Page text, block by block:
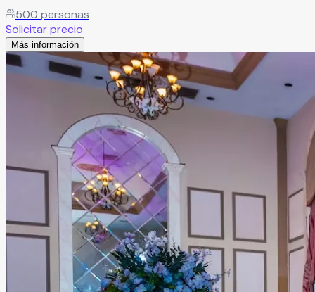
Leer más
500 personas
Solicitar precio
Más información